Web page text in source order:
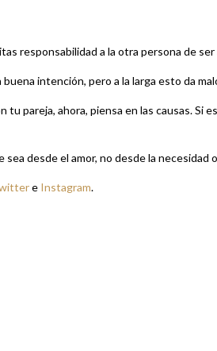
responsabilidad a la otra persona de
intención, pero a la larga esto da
pareja, ahora, piensa en las causas. Si
desde el amor, no desde la necesidad
e Instagram.